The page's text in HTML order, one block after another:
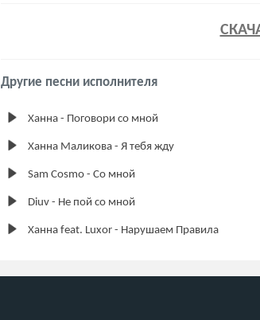
Другие песни исполнителя
Ханна - Поговори со мной
Ханна Маликова - Я тебя жду
Sam Cosmo - Со мной
Diuv - Не пой со мной
Ханна feat. Luxor - Нарушаем Правила